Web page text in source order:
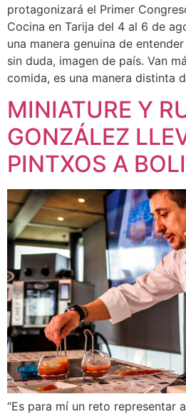
protagonizará el Primer
Cocina en Tarija del 4 al 6 de
una manera genuina de
sin duda, imagen de país. Van
comida, es una manera distinta
MINIATURE Y
GONZÁLEZ
PINTXOS A
“Es para mí un reto representar